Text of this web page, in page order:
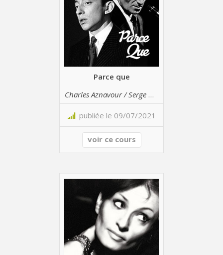
Parce que
Charles Aznavour / Serge Gainsbourg
publiée le 09/07/2021
voir ce cours